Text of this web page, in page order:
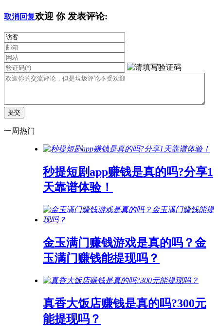
取消回复欢迎 你发表评论:
一周热门
秒提短剧app赚钱是真的吗?分享1
天靠谱体验！
金玉满门赚钱游戏是真的吗？金
玉满门赚钱能提现吗？
真香大饭店赚钱是真的吗?300元
能提现吗？